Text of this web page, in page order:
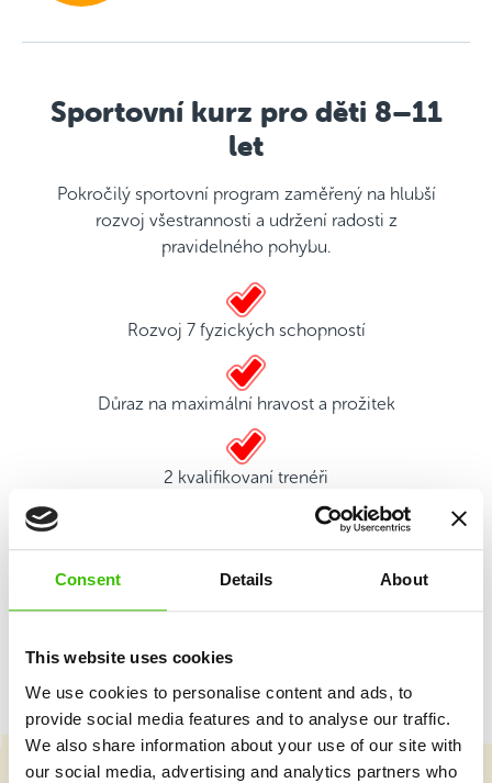
Consent Details About
This website uses cookies
We use cookies to personalise content and ads, to
provide social media features and to analyse our traffic.
We also share information about your use of our site with
our social media, advertising and analytics partners who
Sportovní kurz pro děti 8–11
let
Pokročilý sportovní program zaměřený na hlubší
rozvoj všestrannosti a udržení radosti z
pravidelného pohybu.
Rozvoj 7 fyzických schopností
Důraz na maximální hravost a prožitek
2 kvalifikovaní trenéři
Hrací plán s motivačními samolepkami